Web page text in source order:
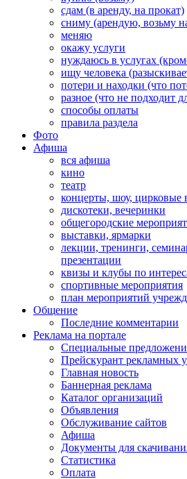
сдам (в аренду, на прокат)
сниму (арендую, возьму
меняю
окажу услуги
нуждаюсь в услугах
ищу человека
потери и находки (что
разное (что не подходит
способы оплаты
правила раздела
Фото
Афиша
вся афиша
кино
театр
концерты, шоу, цирковые
дискотеки, вечеринки
общегородские
выставки, ярмарки
лекции, тренинги,
презентации
квизы и клубы по
спортивные мероприятия
план мероприятий
Общение
Последние комментарии
Реклама на портале
Специальные
Прейскурант рекламных
Главная новость
Баннерная реклама
Каталог организаций
Объявления
Обслуживание сайтов
Афиша
Документы для
Статистика
Оплата